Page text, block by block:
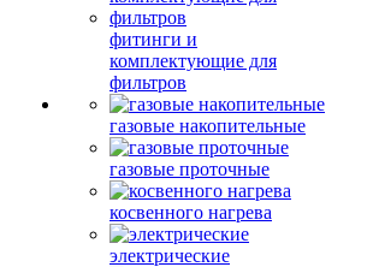
фитинги и
комплектующие для
фильтров
газовые накопительные
газовые проточные
косвенного нагрева
электрические